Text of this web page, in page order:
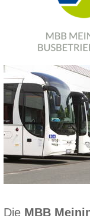
Die MBB